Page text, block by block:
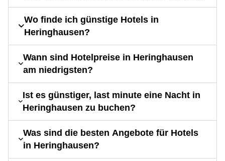
Wo finde ich günstige Hotels in
Heringhausen?
Wann sind Hotelpreise in Heringhausen
am niedrigsten?
Ist es günstiger, last minute eine Nacht in
Heringhausen zu buchen?
Was sind die besten Angebote für Hotels
in Heringhausen?